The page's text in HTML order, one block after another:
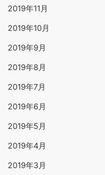
2019年11月
2019年10月
2019年9月
2019年8月
2019年7月
2019年6月
2019年5月
2019年4月
2019年3月